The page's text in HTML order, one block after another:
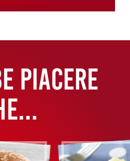
PIACERE